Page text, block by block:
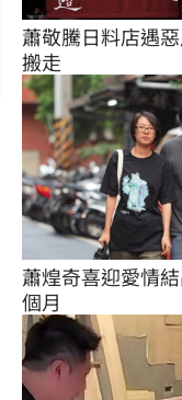
蕭敬騰日料店遇
搬走
蕭煌奇喜迎愛情
個月